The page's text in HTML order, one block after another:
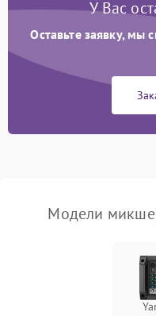
Повреждение проводов
Неисправность системы
защиты от перегрузок
Поломка системы
отключения
Неисправность системы
У Вас
Оставьте заявку, мы
Модели